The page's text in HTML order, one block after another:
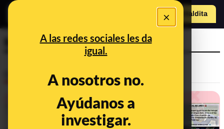
×
A las redes sociales les da
igual.
A nosotros no.
Ayúdanos a
investigar.
Hazte Maldita
Maradona